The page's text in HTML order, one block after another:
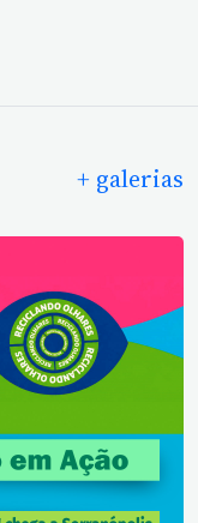
+ galerias